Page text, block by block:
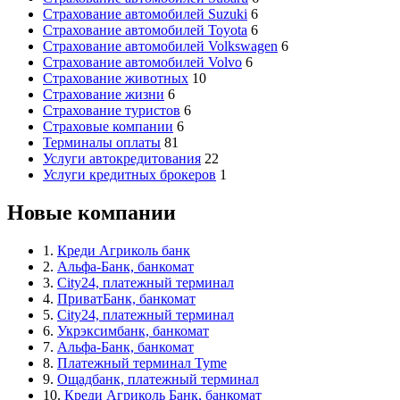
Страхование автомобилей Suzuki 6
Страхование автомобилей Toyota 6
Страхование автомобилей Volkswagen 6
Страхование автомобилей Volvo 6
Страхование животных 10
Страхование жизни 6
Страхование туристов 6
Страховые компании 6
Терминалы оплаты 81
Услуги автокредитования 22
Услуги кредитных брокеров 1
Новые компании
1. Креди Агриколь банк
2. Альфа-Банк, банкомат
3. City24, платежный терминал
4. ПриватБанк, банкомат
5. City24, платежный терминал
6. Укрэксимбанк, банкомат
7. Альфа-Банк, банкомат
8. Платежный терминал Tyme
9. Ощадбанк, платежный терминал
10. Креди Агриколь Банк, банкомат